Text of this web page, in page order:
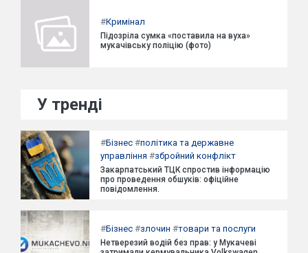
#Кримінал
Підозріла сумка «поставила на вуха»
мукачівську поліцію (фото)
У тренді
#Бізнес #політика та державне
управління #збройний конфлікт
Закарпатський ТЦК спростив інформацію
про проведення обшуків: офіційне
повідомлення.
#Бізнес #злочин #товари та послуги
Нетверезий водій без прав: у Мукачеві